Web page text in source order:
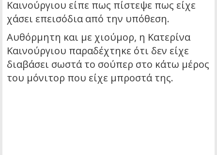
Καινούργιου είπε πως πίστεψε πως είχε
χάσει επεισόδια από την υπόθεση.
Αυθόρμητη και με χιούμορ, η Κατερίνα
Καινούργιου παραδέχτηκε ότι δεν είχε
διαβάσει σωστά το σούπερ στο κάτω μέρος
του μόνιτορ που είχε μπροστά της.